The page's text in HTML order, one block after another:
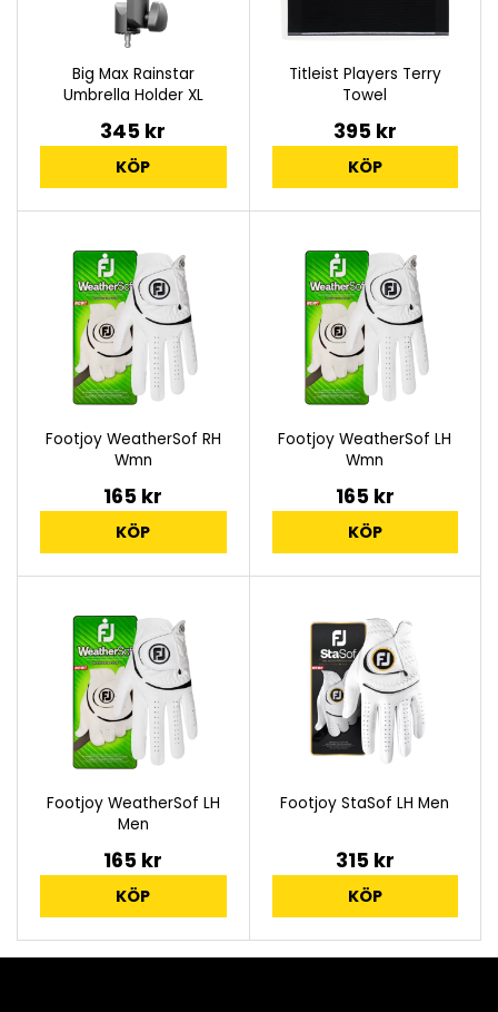
Big Max Rainstar
Umbrella Holder XL
345 kr
KÖP
Titleist Players Terry
Towel
395 kr
KÖP
Footjoy WeatherSof RH
Wmn
165 kr
KÖP
Footjoy WeatherSof LH
Wmn
165 kr
KÖP
Footjoy WeatherSof LH
Men
165 kr
KÖP
Footjoy StaSof LH Men
315 kr
KÖP